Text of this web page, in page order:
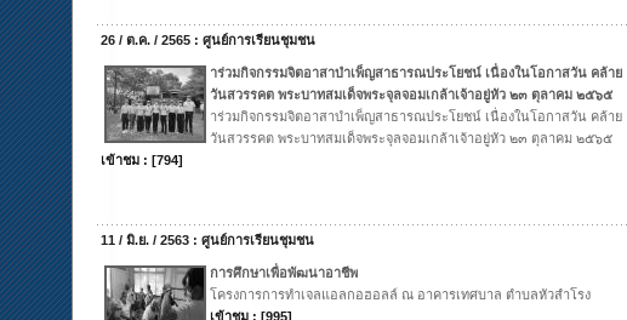
26 / ต.ค. / 2565 : ศูนย์การเรียนชุมชน
าร่วมกิจกรรมจิตอาสาบำเพ็ญสาธารณประโยชน์ เนื่องในโอกาสวัน คล้าย
วันสวรรคต พระบาทสมเด็จพระจุลจอมเกล้าเจ้าอยู่หัว ๒๓ ตุลาคม ๒๕๖๕
าร่วมกิจกรรมจิตอาสาบำเพ็ญสาธารณประโยชน์ เนื่องในโอกาสวัน คล้าย
วันสวรรคต พระบาทสมเด็จพระจุลจอมเกล้าเจ้าอยู่หัว ๒๓ ตุลาคม ๒๕๖๕
เข้าชม : [794]
11 / มิ.ย. / 2563 : ศูนย์การเรียนชุมชน
การศึกษาเพื่อพัฒนาอาชีพ
โครงการการทำเจลแอลกอฮอลล์ ณ อาคารเทศบาล ตำบลหัวสำโรง
เข้าชม : [995]